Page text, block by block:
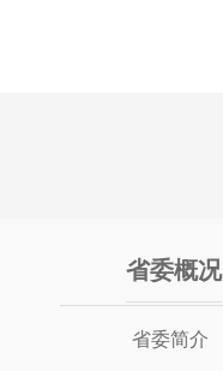
省委概况
省委简介